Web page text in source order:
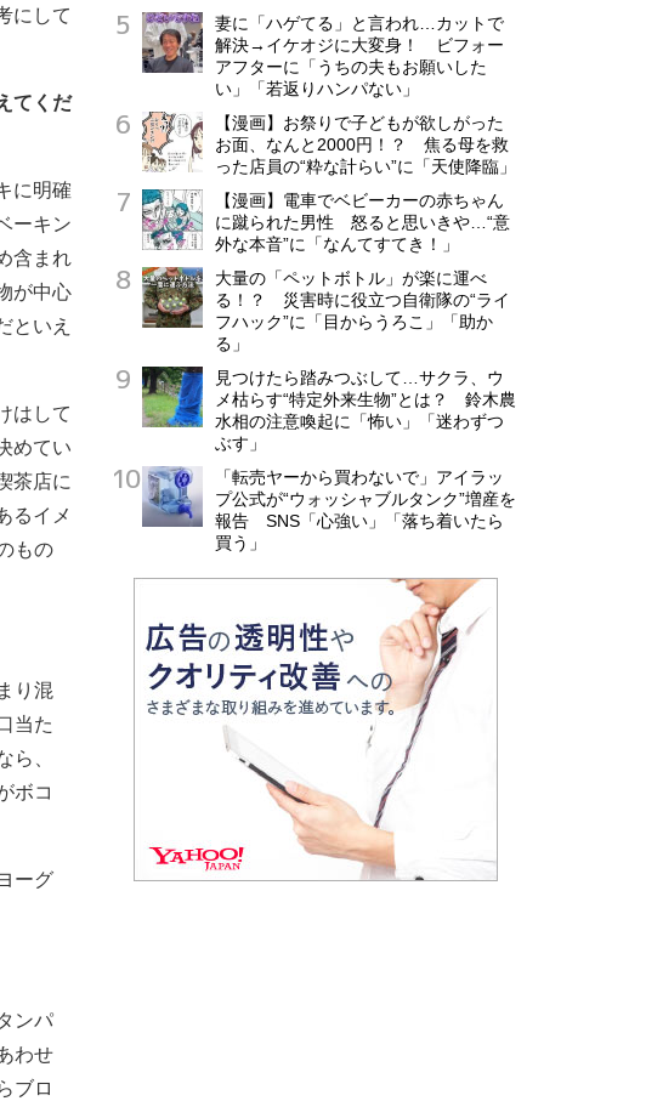
にして
てくだ
に明確
ーキン
含まれ
が中心
といえ
はして
めてい
茶店に
るイメ
もの
り混
当た
ら、
ボコ
ーグ
ンパ
わせ
ブロ
妻に「ハゲてる」と言われ…カットで
解決→イケオジに大変身！ ビフォー
アフターに「うちの夫もお願いした
い」「若返りハンパない」
【漫画】お祭りで子どもが欲しがった
お面、なんと2000円！？ 焦る母を救
った店員の“粋な計らい”に「天使降臨」
【漫画】電車でベビーカーの赤ちゃん
に蹴られた男性 怒ると思いきや…“意
外な本音”に「なんてすてき！」
大量の「ペットボトル」が楽に運べ
る！？ 災害時に役立つ自衛隊の“ライ
フハック”に「目からうろこ」「助か
る」
見つけたら踏みつぶして…サクラ、ウ
メ枯らす“特定外来生物”とは？ 鈴木農
水相の注意喚起に「怖い」「迷わずつ
ぶす」
「転売ヤーから買わないで」アイラッ
プ公式が“ウォッシャブルタンク”増産を
報告 SNS「心強い」「落ち着いたら
買う」